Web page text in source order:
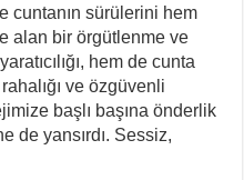
cuntanın sürülerini hem
alan bir örgütlenme ve
hem de cunta
ve özgüvenli
başlı başına önderlik
de yansırdı. Sessiz,